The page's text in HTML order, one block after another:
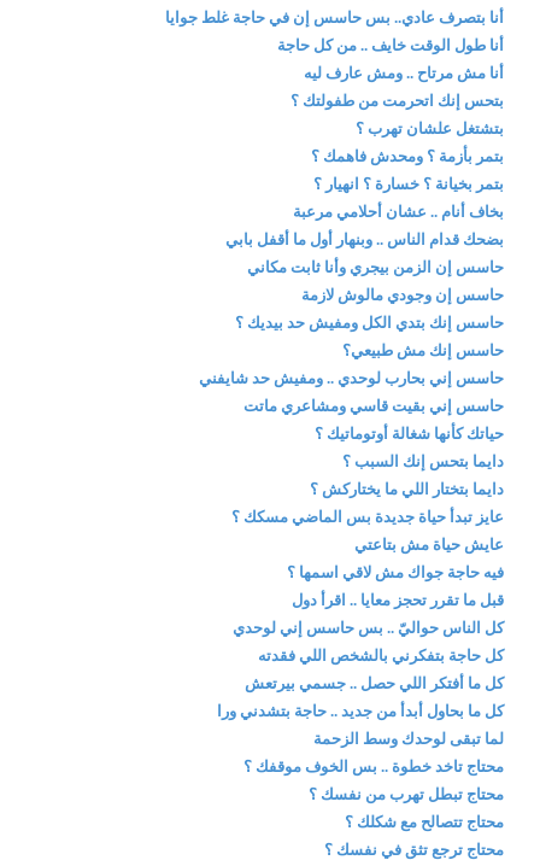
أنا بتصرف عادي.. بس حاسس إن في حاجة غلط جوايا
أنا طول الوقت خايف .. من كل حاجة
أنا مش مرتاح .. ومش عارف ليه
بتحس إنك اتحرمت من طفولتك ؟
بتشتغل علشان تهرب ؟
بتمر بأزمة ؟ ومحدش فاهمك ؟
بتمر بخيانة ؟ خسارة ؟ انهيار ؟
بخاف أنام .. عشان أحلامي مرعبة
بضحك قدام الناس .. وبنهار أول ما أقفل بابي
حاسس إن الزمن بيجري وأنا ثابت مكاني
حاسس إن وجودي مالوش لازمة
حاسس إنك بتدي الكل ومفيش حد بيديك ؟
حاسس إنك مش طبيعي؟
حاسس إني بحارب لوحدي .. ومفيش حد شايفني
حاسس إني بقيت قاسي ومشاعري ماتت
حياتك كأنها شغالة أوتوماتيك ؟
دايما بتحس إنك السبب ؟
دايما بتختار اللي ما يختاركش ؟
عايز تبدأ حياة جديدة بس الماضي مسكك ؟
عايش حياة مش بتاعتي
فيه حاجة جواك مش لاقي اسمها ؟
قبل ما تقرر تحجز معايا .. اقرأ دول
كل الناس حواليّ .. بس حاسس إني لوحدي
كل حاجة بتفكرني بالشخص اللي فقدته
كل ما أفتكر اللي حصل .. جسمي بيرتعش
كل ما بحاول أبدأ من جديد .. حاجة بتشدني ورا
لما تبقى لوحدك وسط الزحمة
محتاج تاخد خطوة .. بس الخوف موقفك ؟
محتاج تبطل تهرب من نفسك ؟
محتاج تتصالح مع شكلك ؟
محتاج ترجع تثق في نفسك ؟